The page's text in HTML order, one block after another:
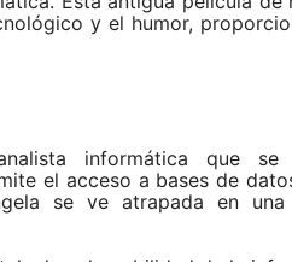
y el humor,
informática que se
el acceso a bases de
se ve atrapada en